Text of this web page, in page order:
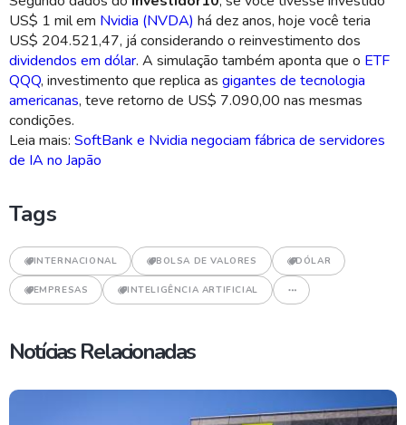
US$ 1 mil em Nvidia (NVDA) há dez anos, hoje você teria
US$ 204.521,47, já considerando o reinvestimento dos
dividendos em dólar. A simulação também aponta que o ETF
QQQ, investimento que replica as gigantes de tecnologia
americanas, teve retorno de US$ 7.090,00 nas mesmas
condições.
Leia mais: SoftBank e Nvidia negociam fábrica de servidores
de IA no Japão
Tags
INTERNACIONAL BOLSA DE VALORES DÓLAR
EMPRESAS INTELIGÊNCIA ARTIFICIAL
Notícias Relacionadas